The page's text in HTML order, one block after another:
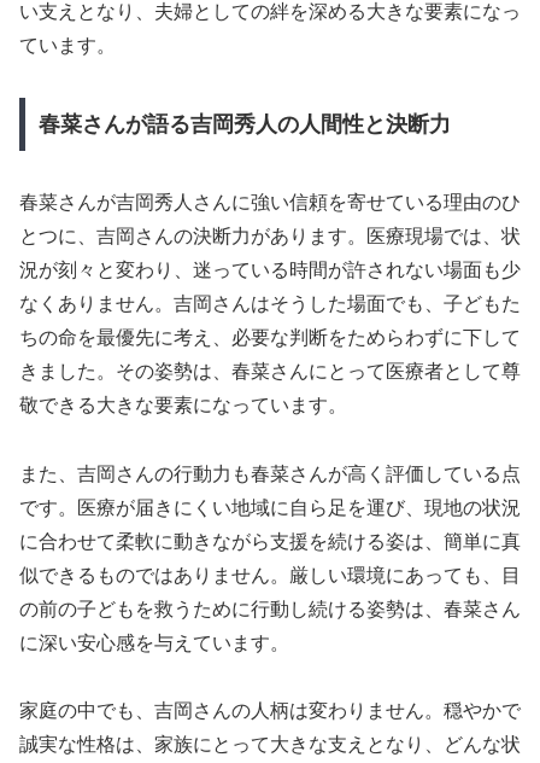
い支えとなり、夫婦としての絆を深める大きな要素になっ
ています。
春菜さんが語る吉岡秀人の人間性と決断力
春菜さんが吉岡秀人さんに強い信頼を寄せている理由のひ
とつに、吉岡さんの決断力があります。医療現場では、状
況が刻々と変わり、迷っている時間が許されない場面も少
なくありません。吉岡さんはそうした場面でも、子どもた
ちの命を最優先に考え、必要な判断をためらわずに下して
きました。その姿勢は、春菜さんにとって医療者として尊
敬できる大きな要素になっています。
また、吉岡さんの行動力も春菜さんが高く評価している点
です。医療が届きにくい地域に自ら足を運び、現地の状況
に合わせて柔軟に動きながら支援を続ける姿は、簡単に真
似できるものではありません。厳しい環境にあっても、目
の前の子どもを救うために行動し続ける姿勢は、春菜さん
に深い安心感を与えています。
家庭の中でも、吉岡さんの人柄は変わりません。穏やかで
誠実な性格は、家族にとって大きな支えとなり、どんな状